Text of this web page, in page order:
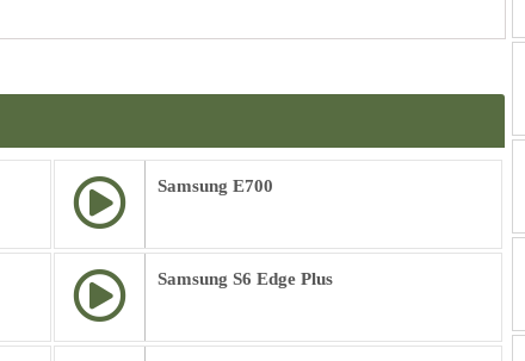
Samsung E700
Samsung S6 Edge Plus